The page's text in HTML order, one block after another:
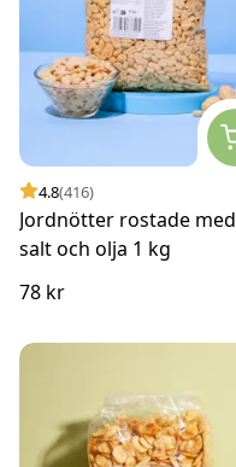
4.8(416)
Jordnötter rostade med
salt och olja 1 kg
78 kr